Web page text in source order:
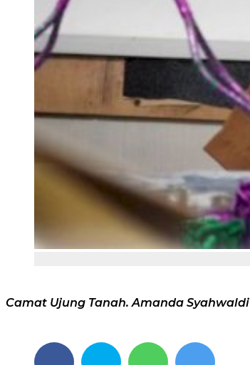
Camat Ujung Tanah. Amanda Syahwaldi